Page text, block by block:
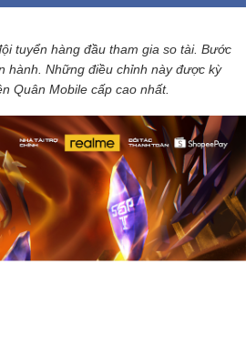
tuyển hàng đầu tham gia so tài. Bước
hành. Những điều chỉnh này được kỳ
Quân Mobile cấp cao nhất.